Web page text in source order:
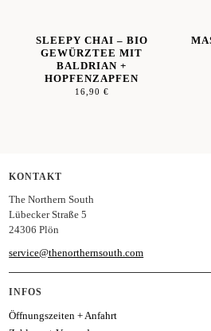
SLEEPY CHAI – BIO
GEWÜRZTEE MIT
BALDRIAN +
HOPFENZAPFEN
16,90 €
KONTAKT
The Northern South
Lübecker Straße 5
24306 Plön
service@thenorthernsouth.com
INFOS
Öffnungszeiten + Anfahrt